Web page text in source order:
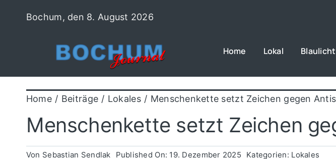
Bochum, den 8. August 2026
Home Lokal Blaulicht
Home Beiträge Lokales Menschenkette setzt Zeichen gegen
Menschenkette setzt Zeichen
Von Sebastian Sendlak Published On: 19. Dezember 2025 Kategorien: Lokales